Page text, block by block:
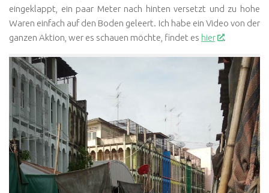
eingeklappt, ein paar Meter nach hinten versetzt und zu hohe
Waren einfach auf den Boden geleert. Ich habe ein Video von der
ganzen Aktion, wer es schauen möchte, findet es hier .